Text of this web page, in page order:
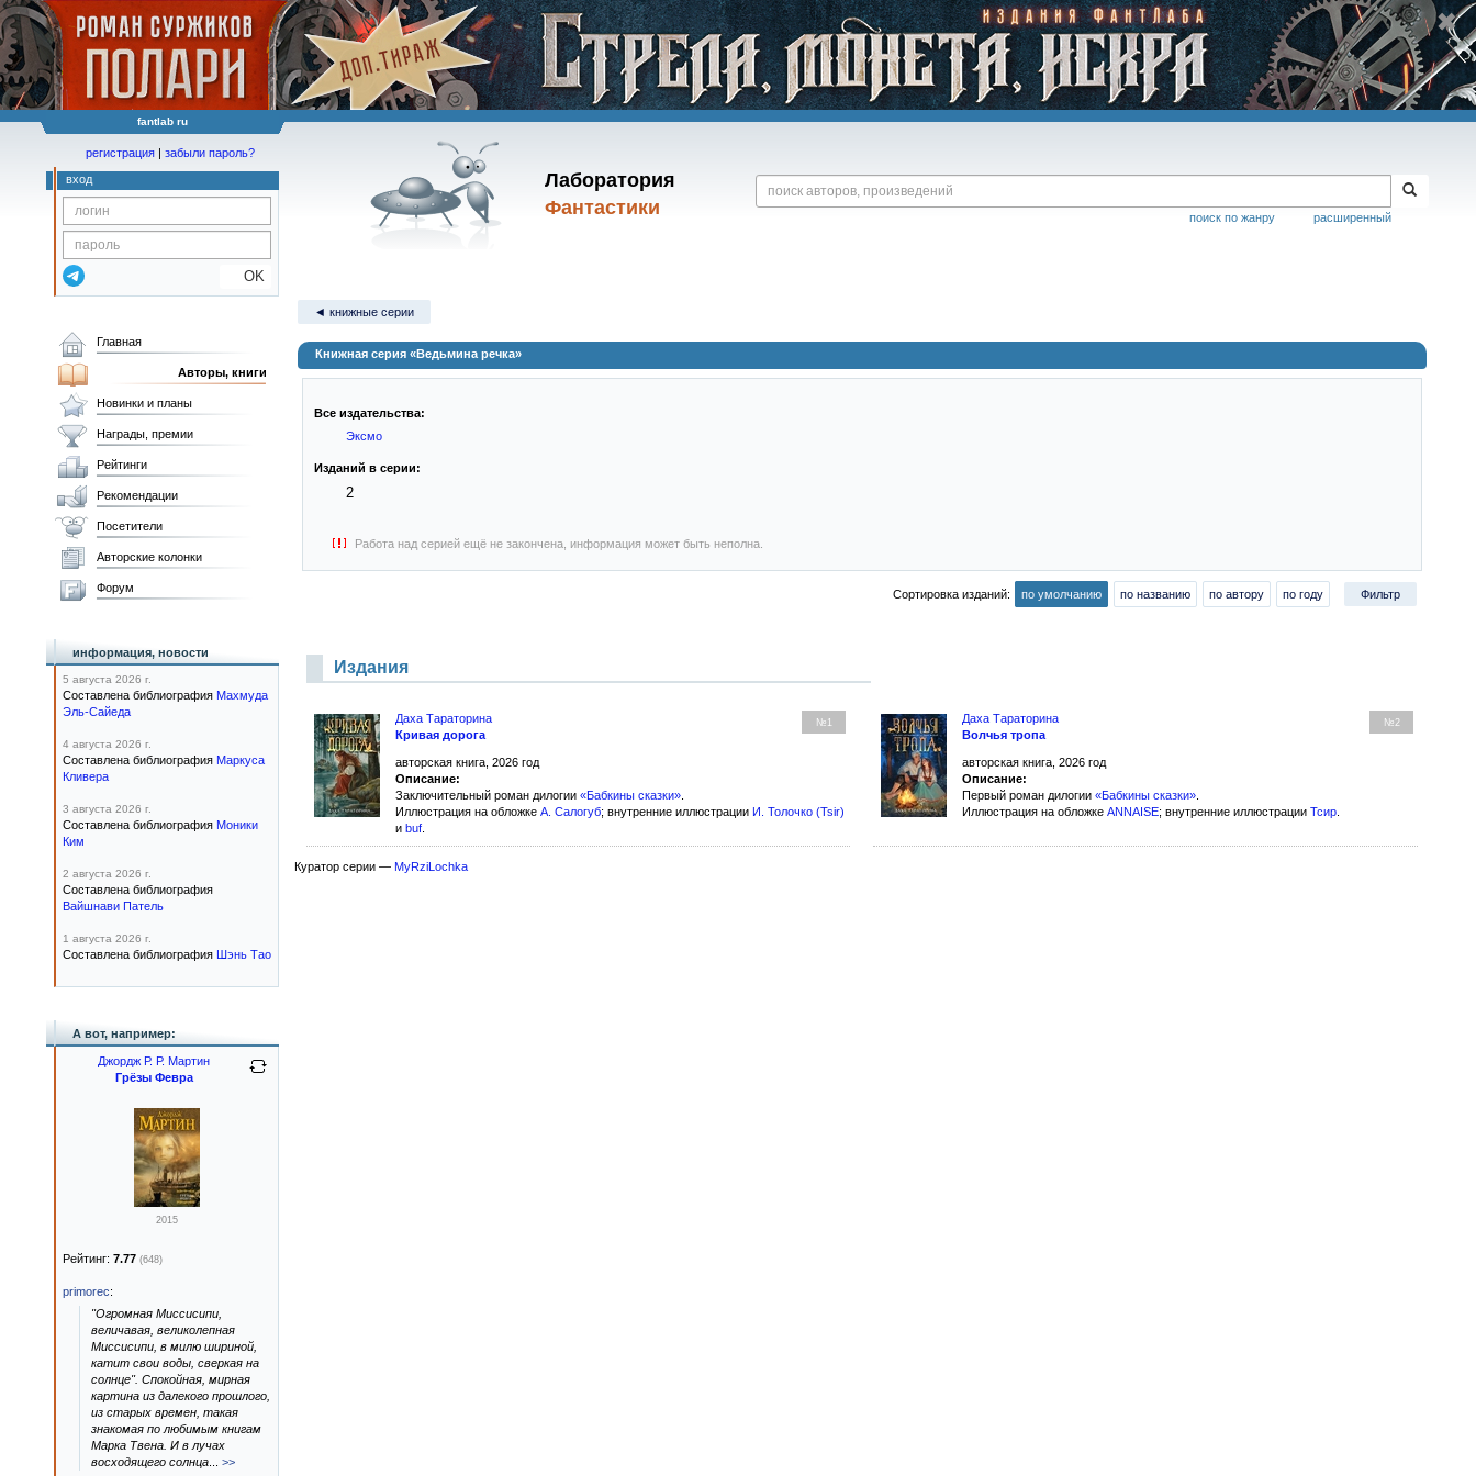
fantlab ru
Лаборатория
Фантастики
расширенный
поиск по жанру
регистрация | забыли пароль?
вход
OK
◄ книжные серии
Книжная серия «Ведьмина речка»
Все издательства:
Эксмо
Изданий в серии:
2
Работа над серией ещё не закончена, информация может быть неполна.
Сортировка изданий: по умолчанию по названию по автору по году Фильтр
Издания
Даха Тараторина №1
Кривая дорога
авторская книга, 2026 год
Описание:
Заключительный роман дилогии «Бабкины сказки»
Иллюстрация на обложке А. Салогуб; внутренние иллюстрации И. Толочко (Tsir)
и buf
Даха Тараторина №2
Волчья тропа
авторская книга, 2026 год
Описание:
Первый роман дилогии «Бабкины сказки»
Иллюстрация на обложке ANNAISE; внутренние иллюстрации Тсир
Куратор серии — MyRziLochka
Главная
Авторы, книги
Новинки и планы
Награды, премии
Рейтинги
Рекомендации
Посетители
Авторские колонки
Форум
информация, новости
5 августа 2026 г.
Составлена библиография Махмуда
Эль-Сайеда
4 августа 2026 г.
Составлена библиография Маркуса
Кливера
3 августа 2026 г.
Составлена библиография Моники
Ким
2 августа 2026 г.
Составлена библиография
Вайшнави Патель
1 августа 2026 г.
Составлена библиография Шэнь Тао
А вот, например:
Джордж Р. Р. Мартин
Грёзы Февра
2015
Рейтинг: 7.77 (648)
primorec:
"Огромная Миссисипи,
величавая, великолепная
Миссисипи, в милю шириной,
катит свои воды, сверкая на
солнце". Спокойная, мирная
картина из далекого прошлого,
из старых времен, такая
знакомая по любимым книгам
Марка Твена. И в лучах
восходящего солнца
>>